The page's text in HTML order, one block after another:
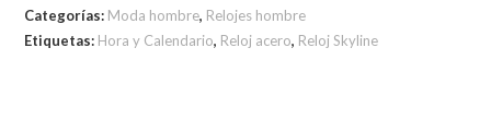
Categorías: Moda hombre, Relojes hombre
Etiquetas: Hora y Calendario, Reloj acero, Reloj Skyline